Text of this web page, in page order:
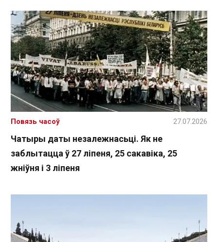
Чатыры даты незалежнасьці. Як не
заблытацца ў 27 ліпеня, 25 сакавіка, 25
жніўня і 3 ліпеня
Повязь часоў 27.07.2026